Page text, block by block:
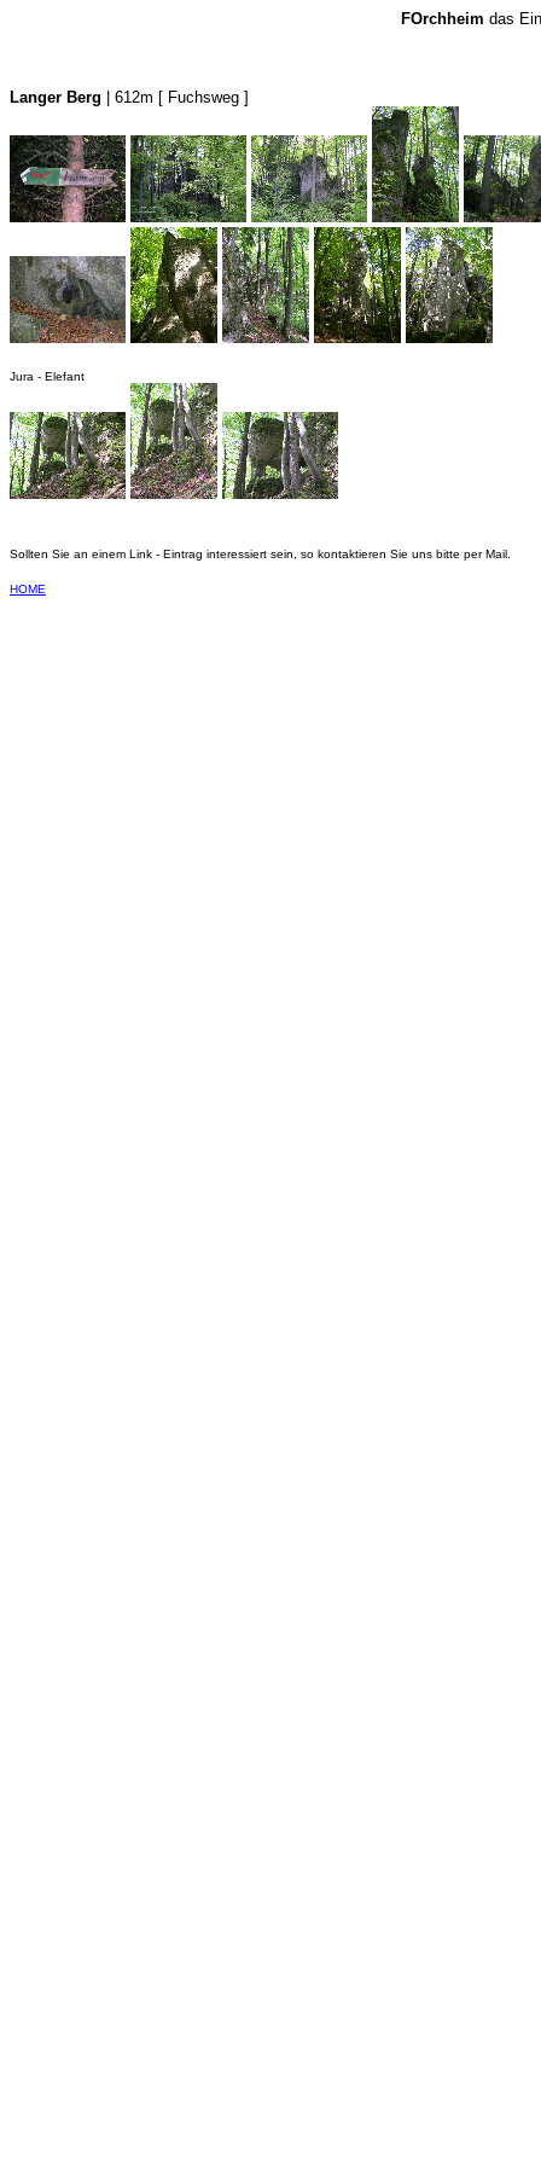
FOrchheim das
Langer Berg | 612m [ Fuchsweg ]
Jura - Elefant
Sollten Sie an einem Link - Eintrag interessiert sein, so kontaktieren Sie uns bitte per Mail.
HOME